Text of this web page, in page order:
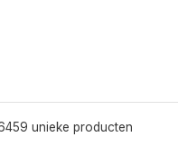
unieke producten